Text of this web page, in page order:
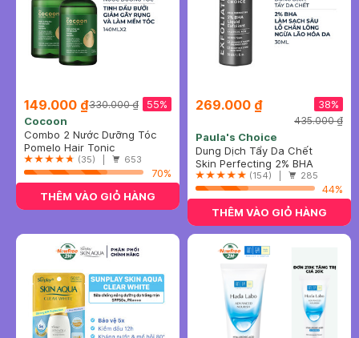
149.000 ₫ 55%
330.000 ₫
Cocoon
Combo 2 Nước Dưỡng Tóc
Cocoon Tinh Dầu Bưởi Phiên
Bản Mới 140ml
Pomelo Hair Tonic
(35) | 653
70%
THÊM VÀO GIỎ HÀNG
269.000 ₫ 38%
435.000 ₫
Paula's Choice
Dung Dịch Tẩy Da Chết
Paula’s Choice 2% BHA 30ml
Skin Perfecting 2% BHA
Liquid
(154) | 285
44%
THÊM VÀO GIỎ HÀNG